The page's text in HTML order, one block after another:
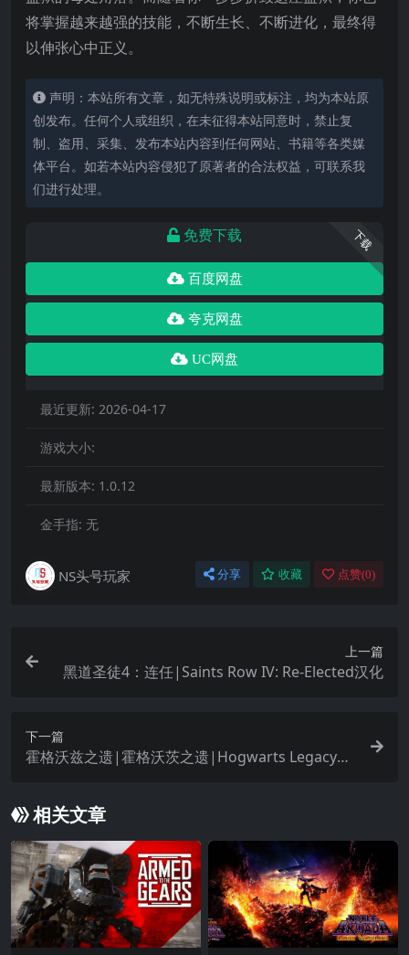
将掌握越来越强的技能，不断生长、不断进化，最终得
以伸张心中正义。
声明：本站所有文章，如无特殊说明或标注，均为本站原
创发布。任何个人或组织，在未征得本站同意时，禁止复
制、盗用、采集、发布本站内容到任何网站、书籍等各类媒
体平台。如若本站内容侵犯了原著者的合法权益，可联系我
们进行处理。
下载
免费下载
百度网盘
夸克网盘
UC网盘
最近更新: 2026-04-17
游戏大小:
最新版本: 1.0.12
金手指: 无
NS头号玩家 分享 收藏 点赞(0)
上一篇
黑道圣徒4：连任|Saints Row IV: Re-Elected汉化
下一篇
霍格沃兹之遗|霍格沃茨之遗|Hogwarts Legacy中
相关文章